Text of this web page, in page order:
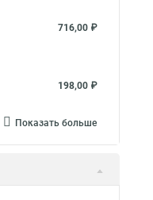
716,00 ₽
198,00 ₽
Показать больше